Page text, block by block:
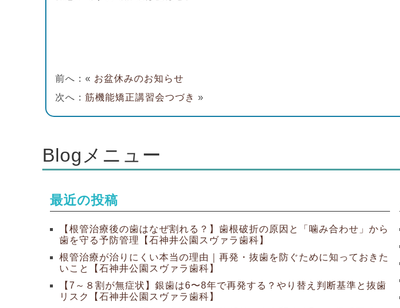
前へ：« お盆休みのお知らせ
次へ： 筋機能矯正講習会つづき »
Blogメニュー
最近の投稿
【根管治療後の歯はなぜ割れる？】歯根破折の原因と「噛み合わせ」から
歯を守る予防管理【石神井公園スヴァラ歯科】
根管治療が治りにくい本当の理由｜再発・抜歯を防ぐために知っておきた
いこと【石神井公園スヴァラ歯科】
【7～８割が無症状】銀歯は6〜8年で再発する？やり替え判断基準と抜歯
リスク【石神井公園スヴァラ歯科】